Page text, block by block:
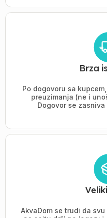
Brza
Po dogovoru sa
preuzimanja (ne i
Dogovor se
AkvaDom se trudi da